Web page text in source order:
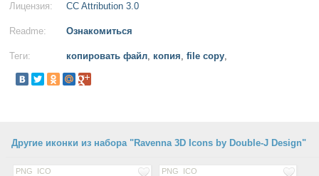
Лицензия: CC Attribution 3.0
Readme: Ознакомиться
Теги: копировать файл, копия, file copy,
Другие иконки из набора "Ravenna 3D Icons by Double-J Design"
PNG ICO PNG ICO